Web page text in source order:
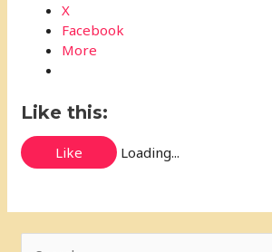
X
Facebook
More
Like this:
Like Loading...